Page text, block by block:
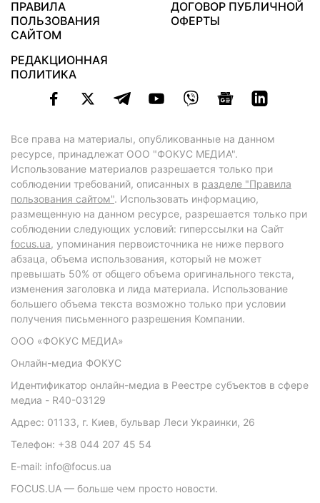
ПРАВИЛА
ПОЛЬЗОВАНИЯ
САЙТОМ
ДОГОВОР ПУБЛИЧНОЙ
ОФЕРТЫ
РЕДАКЦИОННАЯ
ПОЛИТИКА
Все права на материалы, опубликованные на данном
ресурсе, принадлежат ООО "ФОКУС МЕДИА".
Использование материалов разрешается только при
соблюдении требований, описанных в разделе "Правила
пользования сайтом". Использовать информацию,
размещенную на данном ресурсе, разрешается только при
соблюдении следующих условий: гиперссылки на Сайт
focus.ua, упоминания первоисточника не ниже первого
абзаца, объема использования, который не может
превышать 50% от общего объема оригинального текста,
изменения заголовка и лида материала. Использование
большего объема текста возможно только при условии
получения письменного разрешения Компании.
ООО «ФОКУС МЕДИА»
Онлайн-медиа ФОКУС
Идентификатор онлайн-медиа в Реестре субъектов в сфере
медиа - R40-03129
Адрес: 01133, г. Киев, бульвар Леси Украинки, 26
Телефон: +38 044 207 45 54
E-mail: info@focus.ua
FOCUS.UA — больше чем просто новости.